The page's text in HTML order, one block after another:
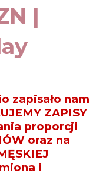
|
zapisało nam
ZAPISY
proporcji
oraz na
i